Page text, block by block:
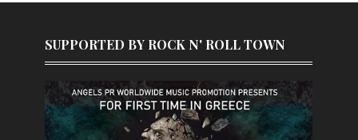
SUPPORTED BY ROCK N' ROLL TOWN